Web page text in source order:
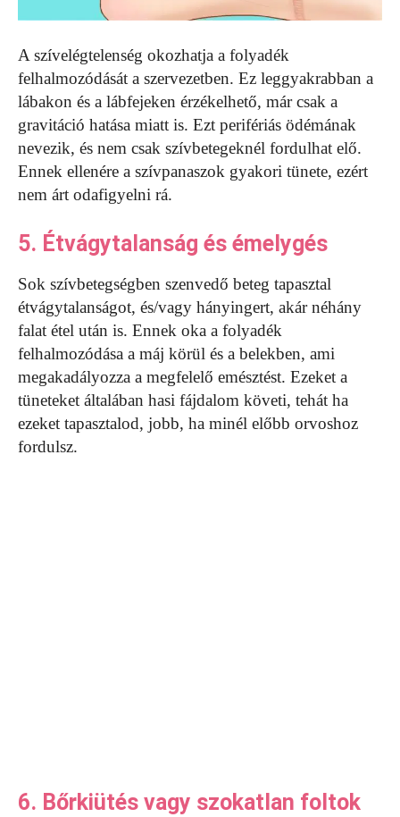
A szívelégtelenség okozhatja a folyadék
felhalmozódását a szervezetben. Ez leggyakrabban a
lábakon és a lábfejeken érzékelhető, már csak a
gravitáció hatása miatt is. Ezt perifériás ödémának
nevezik, és nem csak szívbetegeknél fordulhat elő.
Ennek ellenére a szívpanaszok gyakori tünete, ezért
nem árt odafigyelni rá.
5. Étvágytalanság és émelygés
Sok szívbetegségben szenvedő beteg tapasztal
étvágytalanságot, és/vagy hányingert, akár néhány
falat étel után is. Ennek oka a folyadék
felhalmozódása a máj körül és a belekben, ami
megakadályozza a megfelelő emésztést. Ezeket a
tüneteket általában hasi fájdalom követi, tehát ha
ezeket tapasztalod, jobb, ha minél előbb orvoshoz
fordulsz.
6. Bőrkiütés vagy szokatlan foltok